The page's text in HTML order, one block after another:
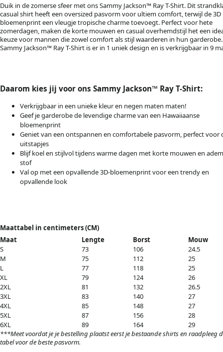
Duik in de zomerse sfeer met ons Sammy Jackson™ Ray T-Shirt. Dit
casual shirt heeft een oversized pasvorm voor ultiem comfort, terwijl de 3D
bloemenprint een vleugje tropische charme toevoegt. Perfect voor hete
zomerdagen, maken de korte mouwen en casual overhemdstijl het een
keuze voor mannen die zowel comfort als stijl waarderen in hun
Sammy Jackson™ Ray T-Shirt is er in 1 uniek design en is verkrijgbaar in 9
Daarom kies jij voor ons Sammy Jackson™ Ray T-Shirt:
Verkrijgbaar in een unieke kleur en negen maten maten!
Geef je garderobe de levendige charme van een Hawaiiaanse
bloemenprint
Geniet van een ontspannen en comfortabele pasvorm, perfect voor
uitstapjes
Blijf koel en stijlvol tijdens warme dagen met korte mouwen en
stof
Val op met een opvallende 3D-bloemenprint voor een trendy en
opvallende look
Maattabel in centimeters (CM)
Maat
Lengte Borst
Mouw
S
73 106
24.5
M
75 112
25
L
77 118
25
XL
79 124
26
2XL
81 132
26.5
3XL
83 140
27
4XL
85 148
27
5XL
87 156
28
6XL
89 164
29
***Meet voordat je je bestelling plaatst eerst je bestaande shirts en raadpleeg
tabel voor de beste pasvorm.